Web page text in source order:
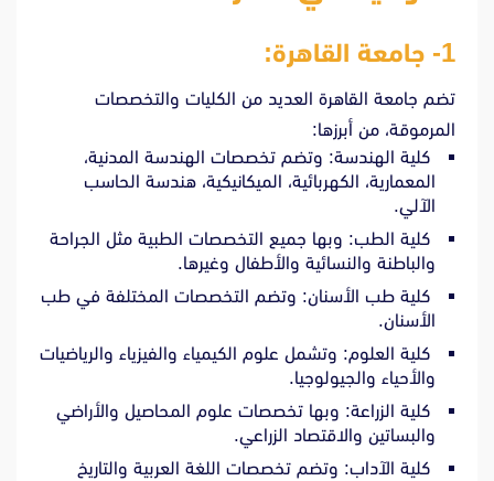
1- جامعة القاهرة:
تضم جامعة القاهرة العديد من الكليات والتخصصات
المرموقة، من أبرزها:
كلية الهندسة: وتضم تخصصات الهندسة المدنية،
المعمارية، الكهربائية، الميكانيكية، هندسة الحاسب
الآلي.
كلية الطب: وبها جميع التخصصات الطبية مثل الجراحة
والباطنة والنسائية والأطفال وغيرها.
كلية طب الأسنان: وتضم التخصصات المختلفة في طب
الأسنان.
كلية العلوم: وتشمل علوم الكيمياء والفيزياء والرياضيات
والأحياء والجيولوجيا.
كلية الزراعة: وبها تخصصات علوم المحاصيل والأراضي
والبساتين والاقتصاد الزراعي.
كلية الآداب: وتضم تخصصات اللغة العربية والتاريخ